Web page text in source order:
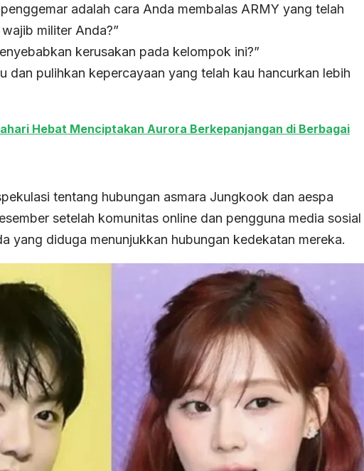
adalah cara Anda membalas ARMY yang telah
militer Anda?”
kerusakan pada kelompok ini?”
dan pulihkan kepercayaan yang telah kau hancurkan lebih
Hebat Menciptakan Aurora Berkepanjangan di Berbagai
tentang hubungan asmara Jungkook dan aespa
setelah komunitas online dan pengguna media sosial
yang diduga menunjukkan hubungan kedekatan mereka.